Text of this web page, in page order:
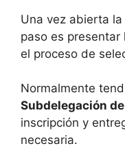
Una vez abierta
paso es
el proceso de
Normalmente
Subdelegación
inscripción y
necesaria.